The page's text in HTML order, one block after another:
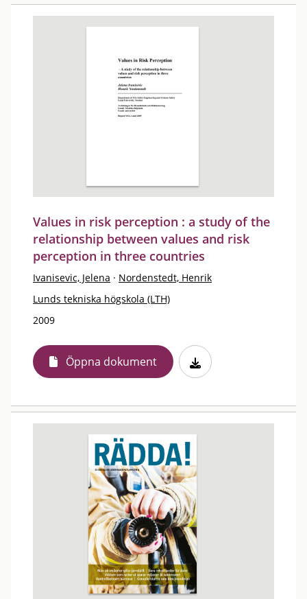
Values in risk perception : a study of the
relationship between values and risk
perception in three countries
Ivanisevic, Jelena · Nordenstedt, Henrik
Lunds tekniska högskola (LTH)
2009
Öppna dokument